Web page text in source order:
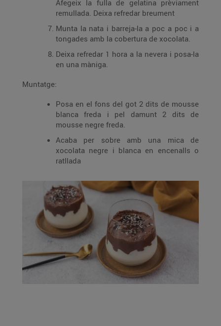
Afegeix la fulla de gelatina prèviament
remullada. Deixa refredar breument
Munta la nata i barreja-la a poc a poc i a
tongades amb la cobertura de xocolata.
Deixa refredar 1 hora a la nevera i posa-la
en una màniga.
Muntatge:
Posa en el fons del got 2 dits de mousse
blanca freda i pel damunt 2 dits de
mousse negre freda.
Acaba per sobre amb una mica de
xocolata negre i blanca en encenalls o
ratllada